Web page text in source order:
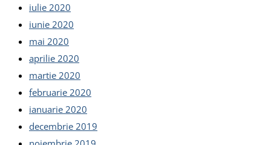
iulie 2020
iunie 2020
mai 2020
aprilie 2020
martie 2020
februarie 2020
ianuarie 2020
decembrie 2019